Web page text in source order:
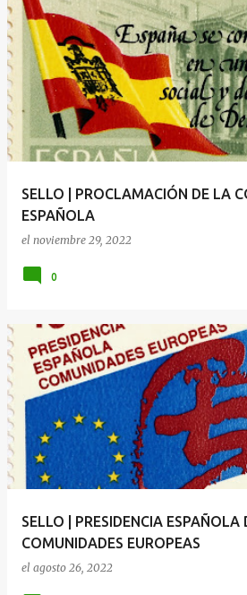
SELLO | PROCLAMACIÓN DE LA
ESPAÑOLA
el noviembre 29, 2022
0
SELLO | PRESIDENCIA ESPAÑOLA
COMUNIDADES EUROPEAS
el agosto 26, 2022